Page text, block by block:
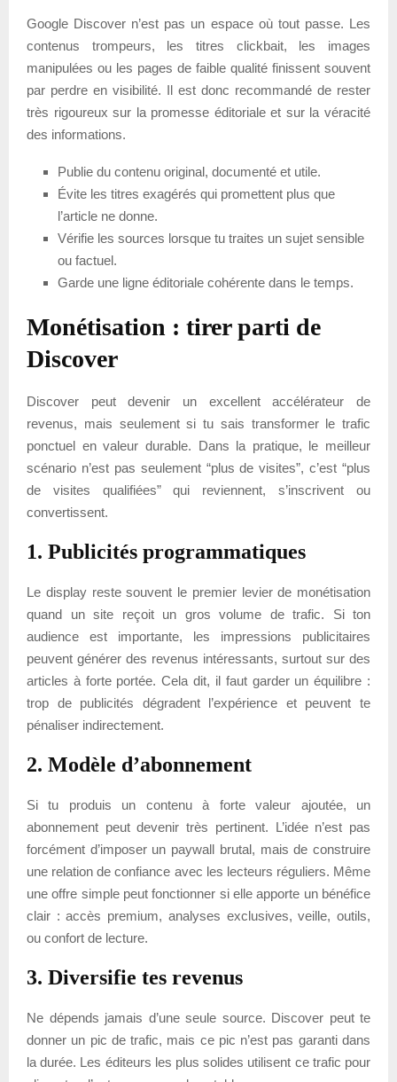
Google Discover n’est pas un espace où tout passe. Les
contenus trompeurs, les titres clickbait, les images
manipulées ou les pages de faible qualité finissent souvent
par perdre en visibilité. Il est donc recommandé de rester
très rigoureux sur la promesse éditoriale et sur la véracité
des informations.
Publie du contenu original, documenté et utile.
Évite les titres exagérés qui promettent plus que
l’article ne donne.
Vérifie les sources lorsque tu traites un sujet sensible
ou factuel.
Garde une ligne éditoriale cohérente dans le temps.
Monétisation : tirer parti de
Discover
Discover peut devenir un excellent accélérateur de
revenus, mais seulement si tu sais transformer le trafic
ponctuel en valeur durable. Dans la pratique, le meilleur
scénario n’est pas seulement “plus de visites”, c’est “plus
de visites qualifiées” qui reviennent, s’inscrivent ou
convertissent.
1. Publicités programmatiques
Le display reste souvent le premier levier de monétisation
quand un site reçoit un gros volume de trafic. Si ton
audience est importante, les impressions publicitaires
peuvent générer des revenus intéressants, surtout sur des
articles à forte portée. Cela dit, il faut garder un équilibre :
trop de publicités dégradent l’expérience et peuvent te
pénaliser indirectement.
2. Modèle d’abonnement
Si tu produis un contenu à forte valeur ajoutée, un
abonnement peut devenir très pertinent. L’idée n’est pas
forcément d’imposer un paywall brutal, mais de construire
une relation de confiance avec les lecteurs réguliers. Même
une offre simple peut fonctionner si elle apporte un bénéfice
clair : accès premium, analyses exclusives, veille, outils,
ou confort de lecture.
3. Diversifie tes revenus
Ne dépends jamais d’une seule source. Discover peut te
donner un pic de trafic, mais ce pic n’est pas garanti dans
la durée. Les éditeurs les plus solides utilisent ce trafic pour